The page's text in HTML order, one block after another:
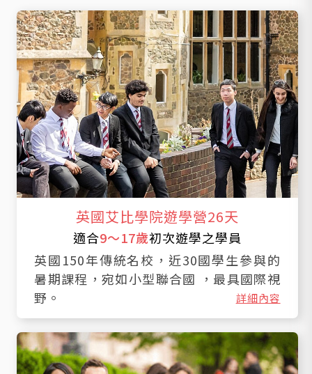
英國艾比學院遊學營26天
適合9～17歲初次遊學之學員
英國150年傳統名校，近30國學生參與的
暑期課程，宛如小型聯合國 ，最具國際視
野。
詳細內容